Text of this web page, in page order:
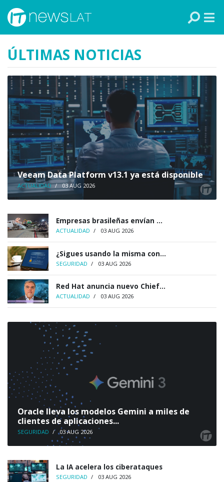
Skip to content
ÚLTIMAS NOTICIAS
Veeam Data Platform v13.1 ya está disponible
ACTUALIDAD / 03 AUG 2026
Empresas brasileñas envían ...
ACTUALIDAD / 03 AUG 2026
¿Sigues usando la misma con...
SEGURIDAD / 03 AUG 2026
Red Hat anuncia nuevo Chief...
ACTUALIDAD / 03 AUG 2026
Oracle lleva los modelos Gemini a miles de
clientes de aplicaciones...
SEGURIDAD / 03 AUG 2026
La IA acelera los ciberataques
SEGURIDAD / 03 AUG 2026
ECUADOR
PERÚ
CHILE